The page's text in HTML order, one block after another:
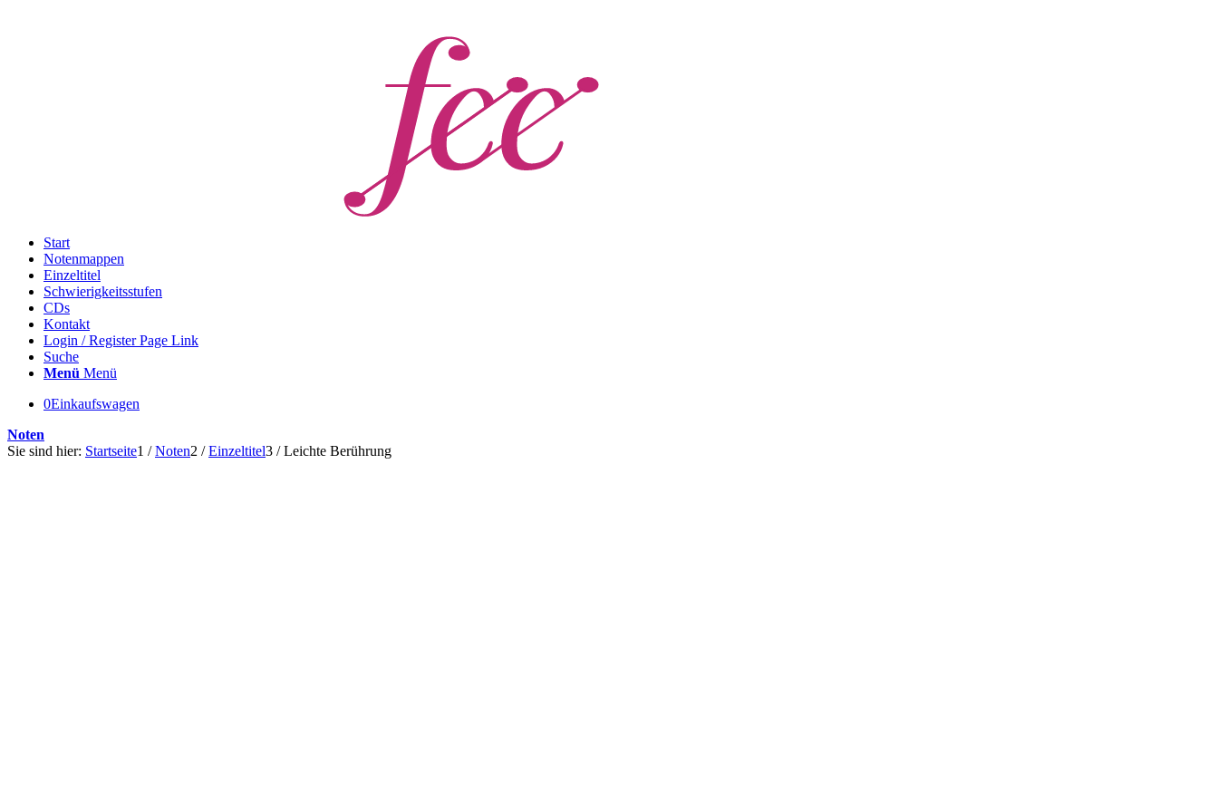
Start
Notenmappen
Einzeltitel
Schwierigkeitsstufen
CDs
Kontakt
Login / Register Page Link
Suche
Menü Menü
0Einkaufswagen
Noten
Sie sind hier: Startseite1 / Noten2 / Einzeltitel3 / Leichte Berührung